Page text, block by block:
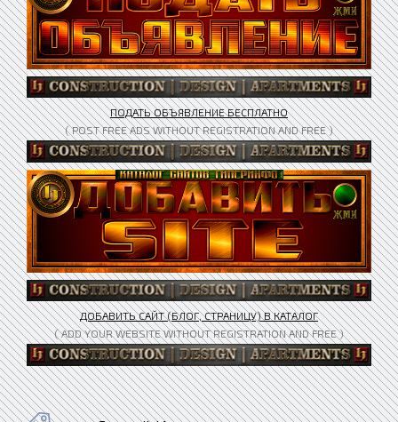
ПОДАТЬ ОБЪЯВЛЕНИЕ БЕСПЛАТНО
( POST FREE ADS WITHOUT REGISTRATION AND FREE )
ДОБАВИТЬ САЙТ (БЛОГ, СТРАНИЦУ) В КАТАЛОГ
( ADD YOUR WEBSITE WITHOUT REGISTRATION AND FREE )